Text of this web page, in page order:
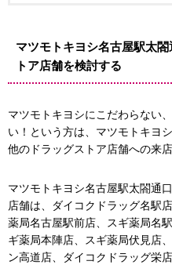
マツモトキヨシ名古屋駅太
トア店舗を検討する
マツモトキヨシにこだわらない
い！という方は、マツモトキヨ
他のドラッグストア店舗への来
マツモトキヨシ名古屋駅太閤通
店舗は、ダイコクドラッグ名駅
薬局名古屋駅前店、スギ薬局名
ギ薬局本陣店、スギ薬局伏見店
ン高道店、ダイコクドラッグ栄店